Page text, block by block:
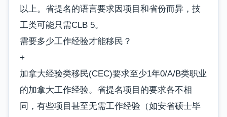
以上。省提名的语言要求因项目和省份而异，技
工类可能只需CLB 5。
需要多少工作经验才能移民？
+
加拿大经验类移民(CEC)要求至少1年0/A/B类职业
的加拿大工作经验。省提名项目的要求各不相
同，有些项目甚至无需工作经验（如安省硕士毕